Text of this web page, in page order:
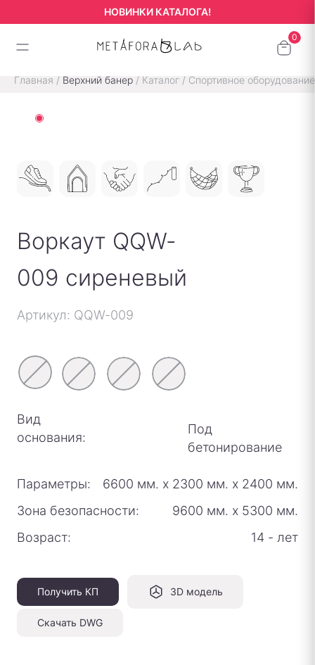
НОВИНКИ КАТАЛОГА!
Главная / Верхний банер / Каталог / Спортивное оборудование
Воркаут QQW-
009 сиреневый
Артикул: QQW-009
Вид
основания:
Под
бетонирование
Параметры: 6600 мм. х 2300 мм. х 2400 мм.
Зона безопасности:
9600 мм. х 5300 мм.
Возраст:
14 - лет
Получить КП 3D модель
Скачать DWG